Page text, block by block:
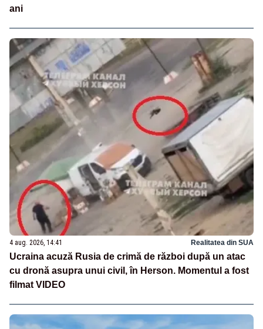
ani
4 aug. 2026, 14:41 Realitatea din SUA
Ucraina acuză Rusia de crimă de război după un atac
cu dronă asupra unui civil, în Herson. Momentul a fost
filmat VIDEO